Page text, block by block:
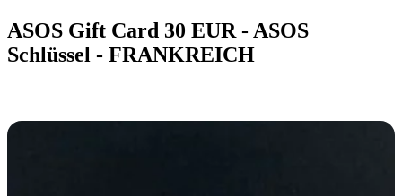
ASOS Gift Card 30 EUR - ASOS
Schlüssel - FRANKREICH